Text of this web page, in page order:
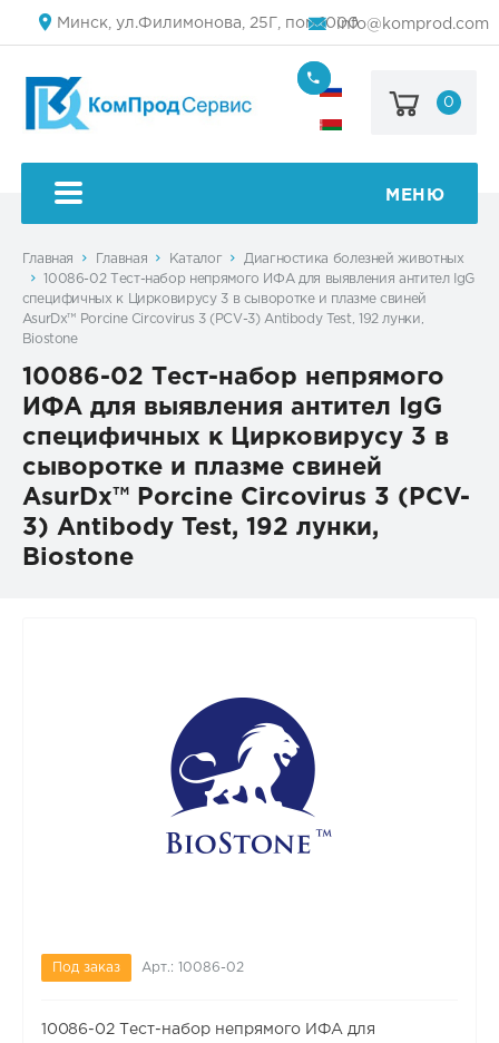
Минск, ул.Филимонова, 25Г, пом.1000info@komprod.com
(499)
444-
50
0
МЕНЮ
Главная Главная Каталог
Диагностика болезней животных
10086-02 Тест-набор непрямого ИФА для выявления антител IgG
специфичных к Цирковирусу 3 в сыворотке и плазме свиней
AsurDx™ Porcine Circovirus 3 (PCV-3) Antibody Test, 192 лунки,
Biostone
10086-02 Тест-набор непрямого
ИФА для выявления антител IgG
специфичных к Цирковирусу 3 в
сыворотке и плазме свиней
AsurDx™ Porcine Circovirus 3 (PCV-
3) Antibody Test, 192 лунки,
Biostone
Под заказ Арт.: 10086-02
10086-02 Тест-набор непрямого ИФА для